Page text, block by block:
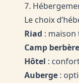
7.
Le choix
Riad :
Camp berbère
Hôtel :
Auberge :